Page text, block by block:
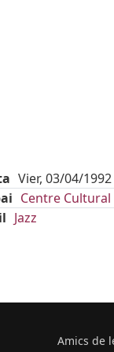
Vier, 03/04/
Centre Cultural
Jazz
Amics de